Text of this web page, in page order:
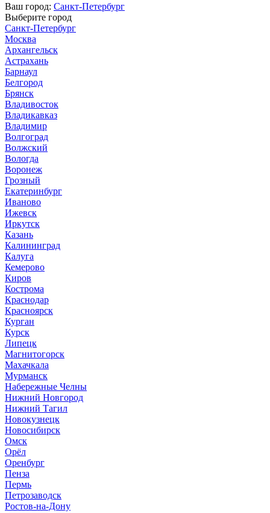
Ваш город: Санкт-Петербург
Выберите город
Санкт-Петербург
Москва
Архангельск
Астрахань
Барнаул
Белгород
Брянск
Владивосток
Владикавказ
Владимир
Волгоград
Волжский
Вологда
Воронеж
Грозный
Екатеринбург
Иваново
Ижевск
Иркутск
Казань
Калининград
Калуга
Кемерово
Киров
Кострома
Краснодар
Красноярск
Курган
Курск
Липецк
Магнитогорск
Махачкала
Мурманск
Набережные Челны
Нижний Новгород
Нижний Тагил
Новокузнецк
Новосибирск
Омск
Орёл
Оренбург
Пенза
Пермь
Петрозаводск
Ростов-на-Дону